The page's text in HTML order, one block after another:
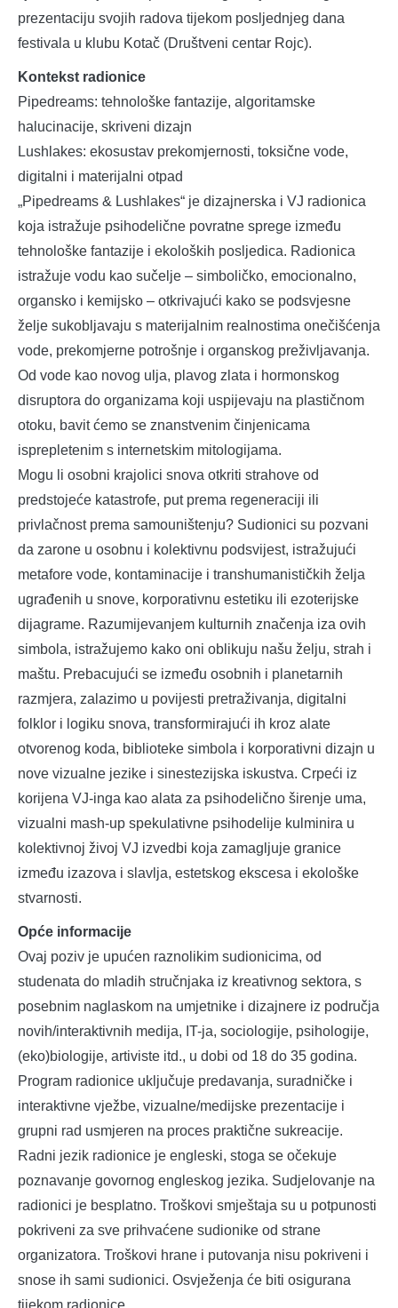
prezentaciju svojih radova tijekom posljednjeg dana
festivala u klubu Kotač (Društveni centar Rojc).
Kontekst radionice
Pipedreams: tehnološke fantazije, algoritamske
halucinacije, skriveni dizajn
Lushlakes: ekosustav prekomjernosti, toksične vode,
digitalni i materijalni otpad
„Pipedreams & Lushlakes“ je dizajnerska i VJ radionica
koja istražuje psihodelične povratne sprege između
tehnološke fantazije i ekoloških posljedica. Radionica
istražuje vodu kao sučelje – simboličko, emocionalno,
organsko i kemijsko – otkrivajući kako se podsvjesne
želje sukobljavaju s materijalnim realnostima onečišćenja
vode, prekomjerne potrošnje i organskog preživljavanja.
Od vode kao novog ulja, plavog zlata i hormonskog
disruptora do organizama koji uspijevaju na plastičnom
otoku, bavit ćemo se znanstvenim činjenicama
isprepletenim s internetskim mitologijama.
Mogu li osobni krajolici snova otkriti strahove od
predstojeće katastrofe, put prema regeneraciji ili
privlačnost prema samouništenju? Sudionici su pozvani
da zarone u osobnu i kolektivnu podsvijest, istražujući
metafore vode, kontaminacije i transhumanističkih želja
ugrađenih u snove, korporativnu estetiku ili ezoterijske
dijagrame. Razumijevanjem kulturnih značenja iza ovih
simbola, istražujemo kako oni oblikuju našu želju, strah i
maštu. Prebacujući se između osobnih i planetarnih
razmjera, zalazimo u povijesti pretraživanja, digitalni
folklor i logiku snova, transformirajući ih kroz alate
otvorenog koda, biblioteke simbola i korporativni dizajn u
nove vizualne jezike i sinestezijska iskustva. Crpeći iz
korijena VJ-inga kao alata za psihodelično širenje uma,
vizualni mash-up spekulativne psihodelije kulminira u
kolektivnoj živoj VJ izvedbi koja zamagljuje granice
između izazova i slavlja, estetskog ekscesa i ekološke
stvarnosti.
Opće informacije
Ovaj poziv je upućen raznolikim sudionicima, od
studenata do mladih stručnjaka iz kreativnog sektora, s
posebnim naglaskom na umjetnike i dizajnere iz područja
novih/interaktivnih medija, IT-ja, sociologije, psihologije,
(eko)biologije, artiviste itd., u dobi od 18 do 35 godina.
Program radionice uključuje predavanja, suradničke i
interaktivne vježbe, vizualne/medijske prezentacije i
grupni rad usmjeren na proces praktične sukreacije.
Radni jezik radionice je engleski, stoga se očekuje
poznavanje govornog engleskog jezika. Sudjelovanje na
radionici je besplatno. Troškovi smještaja su u potpunosti
pokriveni za sve prihvaćene sudionike od strane
organizatora. Troškovi hrane i putovanja nisu pokriveni i
snose ih sami sudionici. Osvježenja će biti osigurana